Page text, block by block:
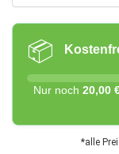
📦
Nur noch 20,00
*alle